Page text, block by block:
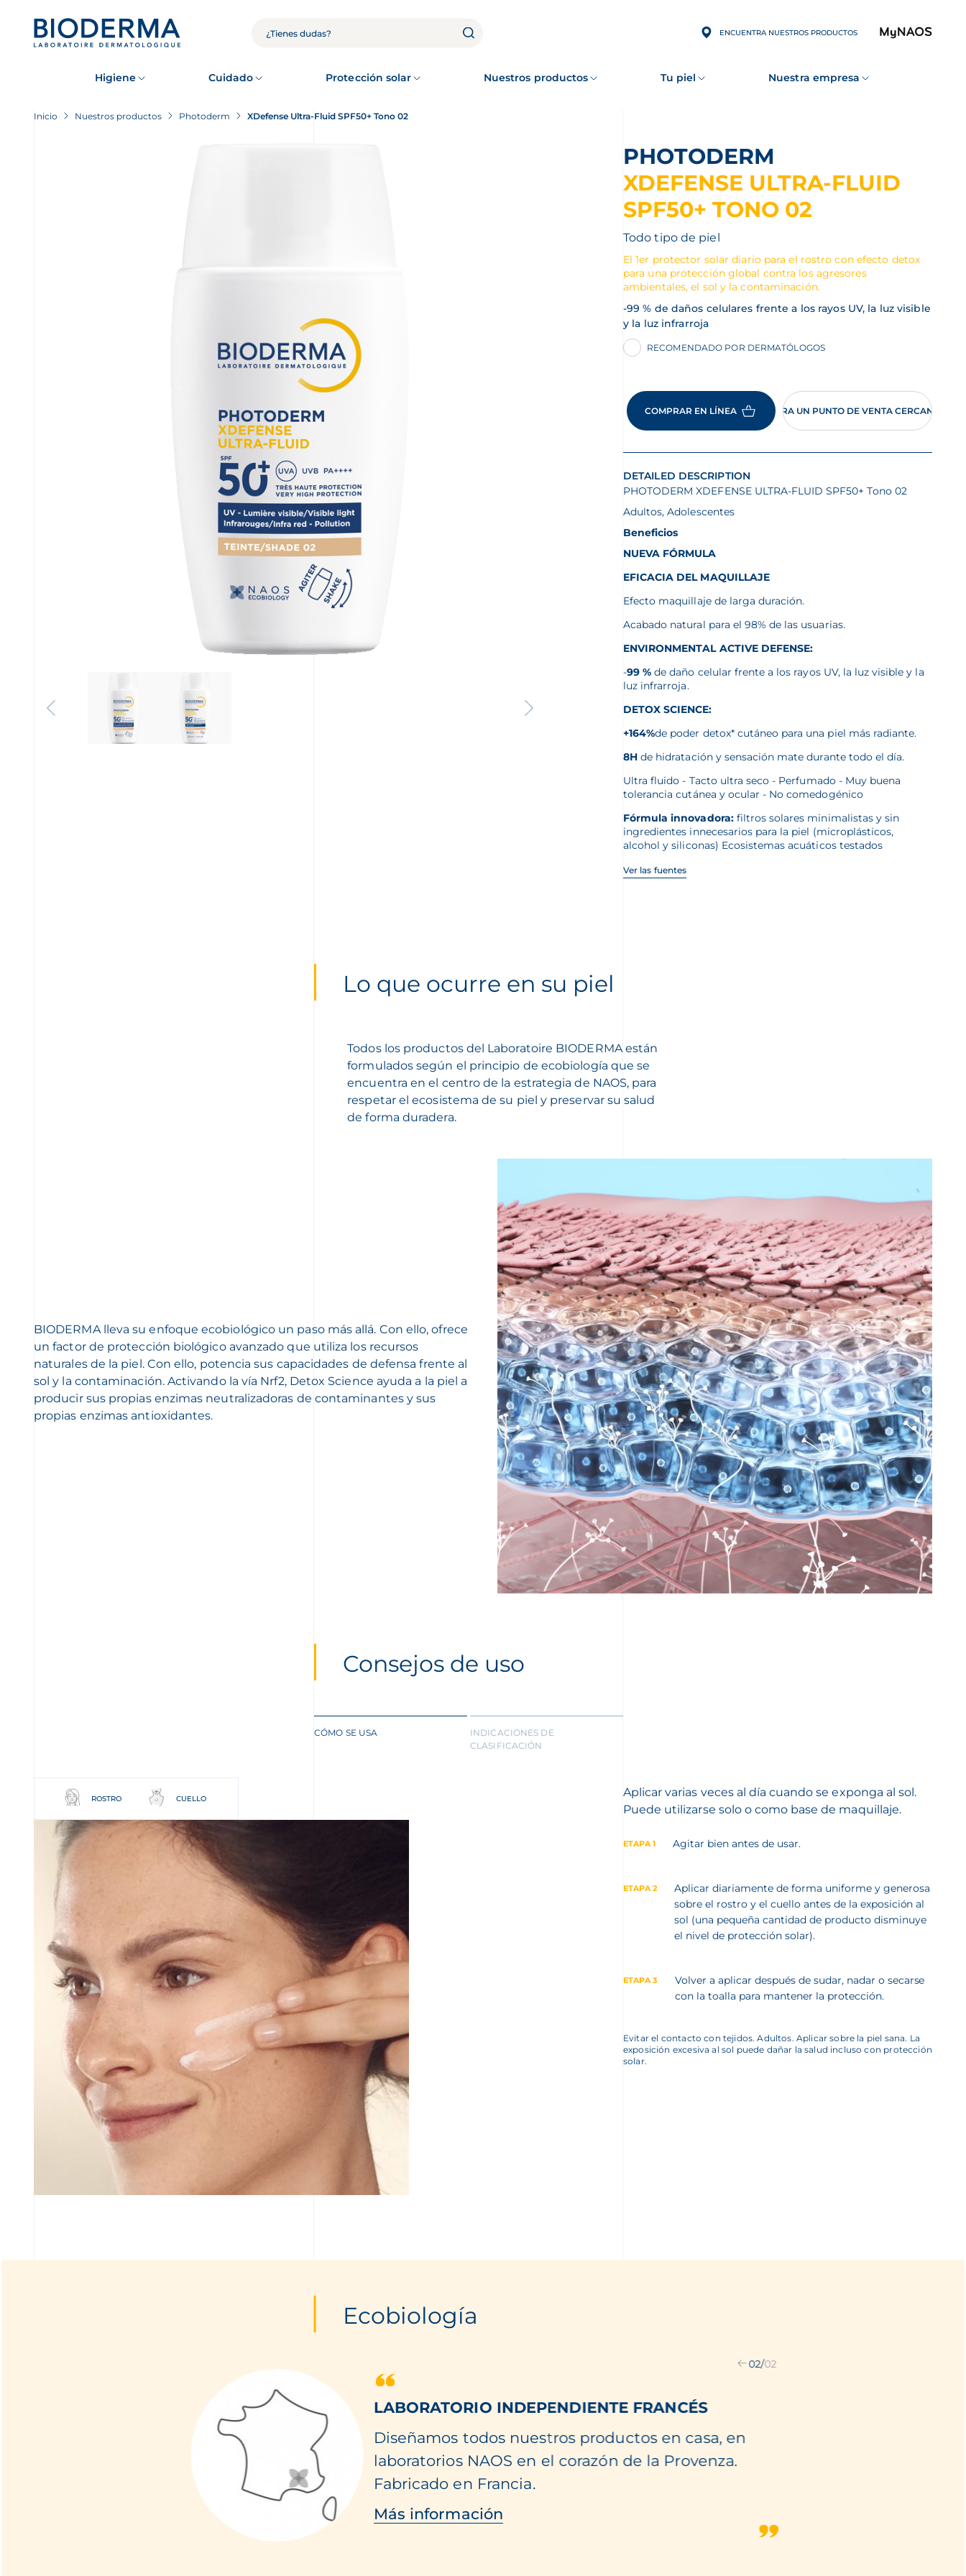
BÚSQUEDA ENCUENTRA NUESTROS PRODUCTOS
Higiene Cuidado Protección solar Nuestros productos Tu piel Nuestra empresa
Inicio Nuestros productos Photoderm XDefense Ultra-Fluid SPF50+ Tono 02
PHOTODERM
XDEFENSE ULTRA-FLUID
SPF50+ TONO 02
Todo tipo de piel
El 1er protector solar diario para el rostro con efecto detox
para una protección global contra los agresores
ambientales, el sol y la contaminación.
-99 % de daños celulares frente a los rayos UV, la luz visible
y la luz infrarroja
RECOMENDADO POR DERMATÓLOGOS
COMPRAR EN LÍNEA ENCUENTRA UN PUNTO DE VENTA CERCANO A TI
DETAILED DESCRIPTION
PHOTODERM XDEFENSE ULTRA-FLUID SPF50+ Tono 02
Adultos, Adolescentes
Beneficios
NUEVA FÓRMULA
EFICACIA DEL MAQUILLAJE
Efecto maquillaje de larga duración.
Acabado natural para el 98% de las usuarias.
ENVIRONMENTAL ACTIVE DEFENSE:
-99 % de daño celular frente a los rayos UV, la luz visible y la
luz infrarroja.
DETOX SCIENCE:
+164%de poder detox* cutáneo para una piel más radiante.
8H de hidratación y sensación mate durante todo el día.
Ultra fluido - Tacto ultra seco - Perfumado - Muy buena
tolerancia cutánea y ocular - No comedogénico
Fórmula innovadora:filtros solares minimalistas y sin
ingredientes innecesarios para la piel (microplásticos,
alcohol y siliconas) Ecosistemas acuáticos testados
Ver las fuentes
Lo que ocurre en su piel
Todos los productos del Laboratoire BIODERMA están
formulados según el principio de ecobiología que se
encuentra en el centro de la estrategia de NAOS, para
respetar el ecosistema de su piel y preservar su salud
de forma duradera.
BIODERMA lleva su enfoque ecobiológico un paso más allá. Con ello, ofrece
un factor de protección biológico avanzado que utiliza los recursos
naturales de la piel. Con ello, potencia sus capacidades de defensa frente al
sol y la contaminación. Activando la vía Nrf2, Detox Science ayuda a la piel a
producir sus propias enzimas neutralizadoras de contaminantes y sus
propias enzimas antioxidantes.
Consejos de uso
CÓMO SE USA
INDICACIONES DE
CLASIFICACIÓN
ROSTRO CUELLO
Aplicar varias veces al día cuando se exponga al sol.
Puede utilizarse solo o como base de maquillaje.
ETAPA 1 Agitar bien antes de usar.
ETAPA 2
Aplicar diariamente de forma uniforme y generosa
sobre el rostro y el cuello antes de la exposición al
sol (una pequeña cantidad de producto disminuye
el nivel de protección solar).
ETAPA 3
Volver a aplicar después de sudar, nadar o secarse
con la toalla para mantener la protección.
Evitar el contacto con tejidos. Adultos. Aplicar sobre la piel sana. La
exposición excesiva al sol puede dañar la salud incluso con protección
solar.
Ecobiología
LABORATORIO INDEPENDIENTE FRANCÉS
Diseñamos todos nuestros productos en casa, en
laboratorios NAOS en el corazón de la Provenza.
Fabricado en Francia.
Más información
02/02